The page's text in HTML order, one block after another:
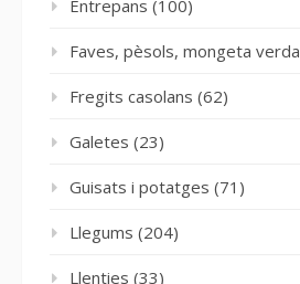
Entrepans (100)
Faves, pèsols, mongeta verda
Fregits casolans (62)
Galetes (23)
Guisats i potatges (71)
Llegums (204)
Llenties (33)